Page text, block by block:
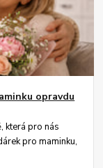
opravdu
která pro nás
pro maminku,